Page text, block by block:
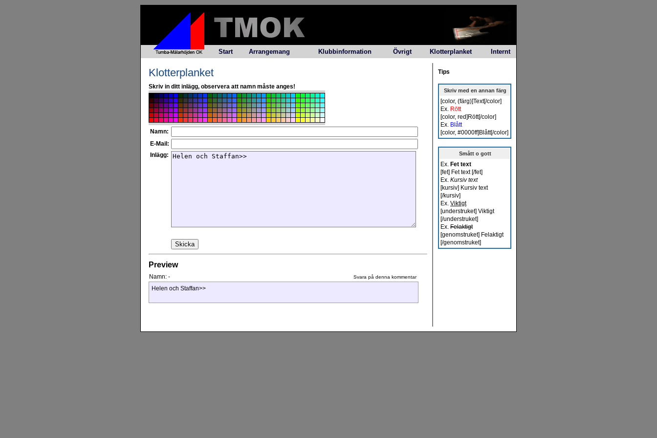
Start Arrangemang Klubbinformation Övrigt Klotterplanket Internt
Klotterplanket
Skriv in ditt inlägg, observera att namn måste anges!
Namn:
E-Mail:
Inlägg:
Preview
Namn: - Svara på denna kommentar
Helen och Staffan>>
Tips
Skriv med en annan färg
[color, (färg)]Text[/color]
Ex. Rött
[color, red]Rött[/color]
Ex. Blått
[color, #0000ff]Blått[/color]
Smått o gott
Ex. Fet text
[fet] Fet text [/fet]
Ex. Kursiv text
[kursiv] Kursiv text
[/kursiv]
Ex. Viktigt
[understruket] Viktigt
[/understruket]
Ex. Felaktigt
[genomstruket] Felaktigt
[/genomstruket]